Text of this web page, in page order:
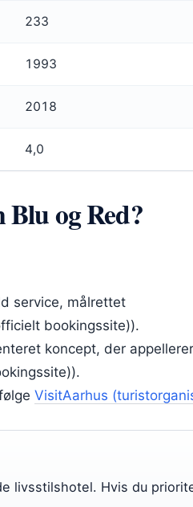
233
1993
2018
4,0
og Red?
service, målrettet
bookingssite)).
koncept, der
VisitAarhus
livsstilshotel. Hvis du